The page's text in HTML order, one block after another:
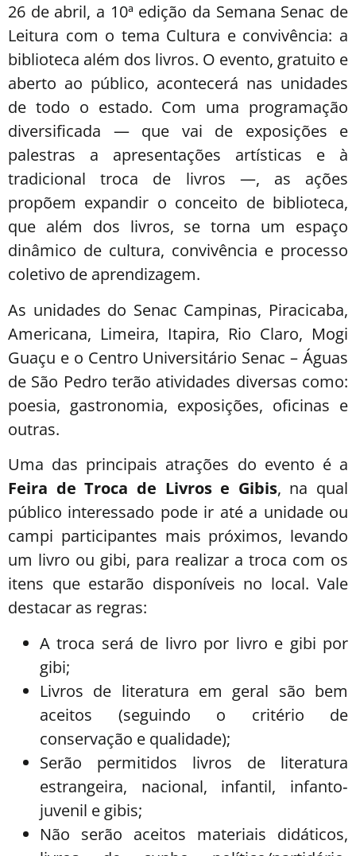
26 de abril, a 10ª edição da Semana Senac de
Leitura com o tema Cultura e convivência: a
biblioteca além dos livros. O evento, gratuito e
aberto ao público, acontecerá nas unidades
de todo o estado. Com uma programação
diversificada — que vai de exposições e
palestras a apresentações artísticas e à
tradicional troca de livros —, as ações
propõem expandir o conceito de biblioteca,
que além dos livros, se torna um espaço
dinâmico de cultura, convivência e processo
coletivo de aprendizagem.
As unidades do Senac Campinas, Piracicaba,
Americana, Limeira, Itapira, Rio Claro, Mogi
Guaçu e o Centro Universitário Senac – Águas
de São Pedro terão atividades diversas como:
poesia, gastronomia, exposições, oficinas e
outras.
Uma das principais atrações do evento é a
Feira de Troca de Livros e Gibis, na qual
público interessado pode ir até a unidade ou
campi participantes mais próximos, levando
um livro ou gibi, para realizar a troca com os
itens que estarão disponíveis no local. Vale
destacar as regras:
A troca será de livro por livro e gibi por
gibi;
Livros de literatura em geral são bem
aceitos (seguindo o critério de
conservação e qualidade);
Serão permitidos livros de literatura
estrangeira, nacional, infantil, infanto‐
juvenil e gibis;
Não serão aceitos materiais didáticos,